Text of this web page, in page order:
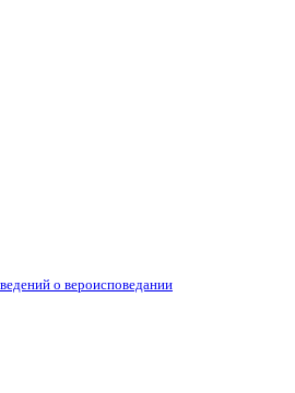
о вероисповедании